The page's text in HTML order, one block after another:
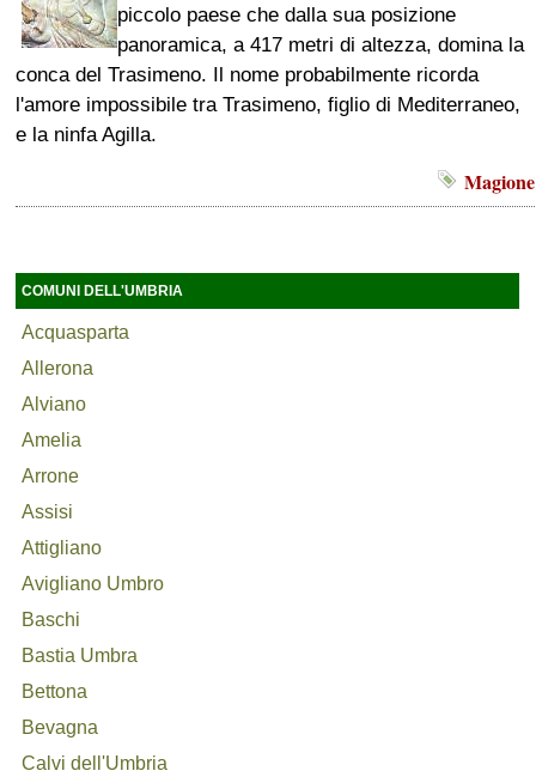
piccolo paese che dalla sua posizione
panoramica, a 417 metri di altezza, domina la
conca del Trasimeno. Il nome probabilmente ricorda
l'amore impossibile tra Trasimeno, figlio di Mediterraneo,
e la ninfa Agilla.
Magione
COMUNI DELL'UMBRIA
Acquasparta
Allerona
Alviano
Amelia
Arrone
Assisi
Attigliano
Avigliano Umbro
Baschi
Bastia Umbra
Bettona
Bevagna
Calvi dell'Umbria